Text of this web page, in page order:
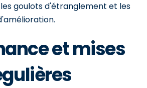
goulots d'étranglement et les
et mises